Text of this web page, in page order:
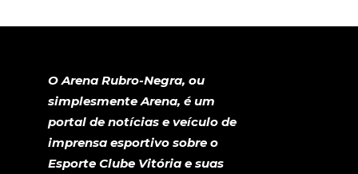
O Arena Rubro-Negra, ou
simplesmente Arena, é um
portal de notícias e veículo de
imprensa esportivo sobre o
Esporte Clube Vitória e suas